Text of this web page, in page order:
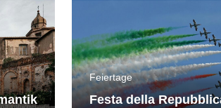
Feiertage
Festa della